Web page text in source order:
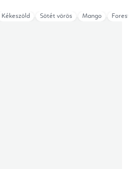
Kékeszöld Sötét vörös Mango